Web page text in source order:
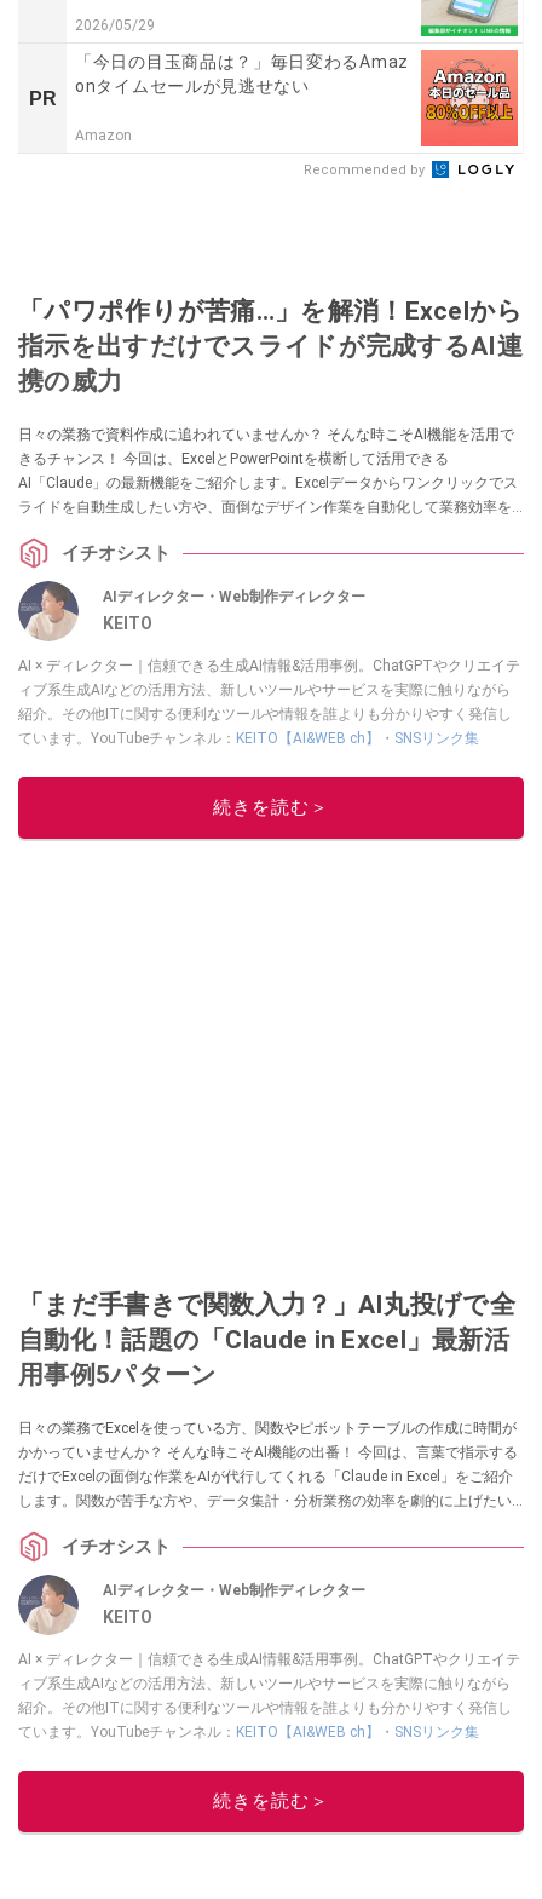
2026/05/29
PR
「今日の目玉商品は？」毎日変わるAmaz
onタイムセールが見逃せない
Amazon
Recommended by
「パワポ作りが苦痛…」を解消！Excelから
指示を出すだけでスライドが完成するAI連
携の威力
日々の業務で資料作成に追われていませんか？ そんな時こそAI機能を活用で
きるチャンス！ 今回は、ExcelとPowerPointを横断して活用できる
AI「Claude」の最新機能をご紹介します。Excelデータからワンクリックでス
ライドを自動生成したい方や、面倒なデザイン作業を自動化して業務効率を
イチオシスト
AIディレクター・Web制作ディレクター
KEITO
AI × ディレクター｜信頼できる生成AI情報&活用事例。ChatGPTやクリエイテ
ィブ系生成AIなどの活用方法、新しいツールやサービスを実際に触りながら
紹介。その他ITに関する便利なツールや情報を誰よりも分かりやすく発信し
ています。YouTubeチャンネル： KEITO【AI&WEB ch】 ・ SNSリンク集
このイチオシストの他の記事を読む
続きを読む＞
「まだ手書きで関数入力？」AI丸投げで全
自動化！話題の「Claude in Excel」最新活
用事例5パターン
日々の業務でExcelを使っている方、関数やピボットテーブルの作成に時間が
かかっていませんか？ そんな時こそAI機能の出番！ 今回は、言葉で指示する
だけでExcelの面倒な作業をAIが代行してくれる「Claude in Excel」をご紹介
します。関数が苦手な方や、データ集計・分析業務の効率を劇的に上げたい
にしてみてください。
イチオシスト
AIディレクター・Web制作ディレクター
KEITO
AI × ディレクター｜信頼できる生成AI情報&活用事例。ChatGPTやクリエイテ
ィブ系生成AIなどの活用方法、新しいツールやサービスを実際に触りながら
紹介。その他ITに関する便利なツールや情報を誰よりも分かりやすく発信し
ています。YouTubeチャンネル： KEITO【AI&WEB ch】 ・ SNSリンク集
このイチオシストの他の記事を読む
続きを読む＞